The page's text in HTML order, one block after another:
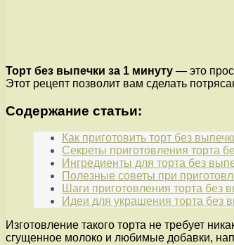
Торт без выпечки за 1 минуту — это
Этот рецепт позволит вам сделать
Содержание статьи:
Как приготовить торт без
Секреты приготовления торта
Ингредиенты для торта без
Полезные советы при
Шаги приготовления торта без
Идеи для украшения торта без
Изготовление такого торта не требует
сгущенное молоко и любимые добавки,